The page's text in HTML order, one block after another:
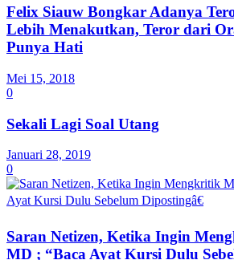
Felix Siauw Bongkar Adanya
Lebih Menakutkan, Teror dari
Punya Hati
Mei 15, 2018
0
Sekali Lagi Soal Utang
Januari 28, 2019
0
Saran Netizen, Ketika Ingin
MD ; “Baca Ayat Kursi Dulu